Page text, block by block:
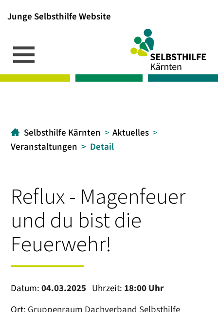
Junge Selbsthilfe Website
[1]
[2]
[3]
Selbsthilfe Kärnten
Aktuelles
Veranstaltungen
Detail
Reflux - Magenfeuer
und du bist die
Feuerwehr!
Datum:04.03.2025 Uhrzeit: 18:00 Uhr